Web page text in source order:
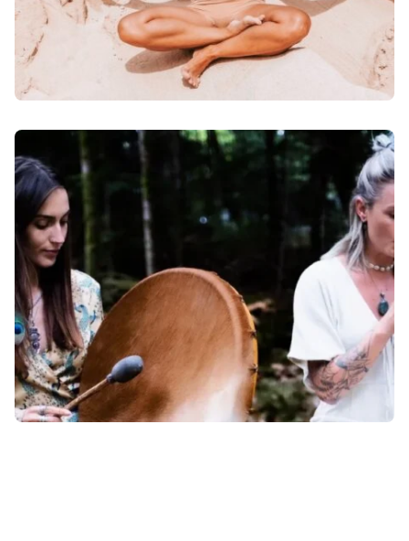
Les chakras c’est quoi ?